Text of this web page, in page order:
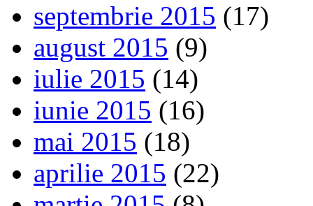
septembrie 2015 (17)
august 2015 (9)
iulie 2015 (14)
iunie 2015 (16)
mai 2015 (18)
aprilie 2015 (22)